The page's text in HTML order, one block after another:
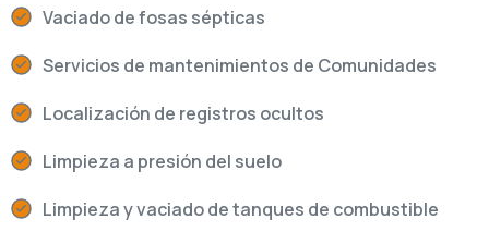
Vaciado de fosas sépticas
Servicios de mantenimientos de Comunidades
Localización de registros ocultos
Limpieza a presión del suelo
Limpieza y vaciado de tanques de combustible